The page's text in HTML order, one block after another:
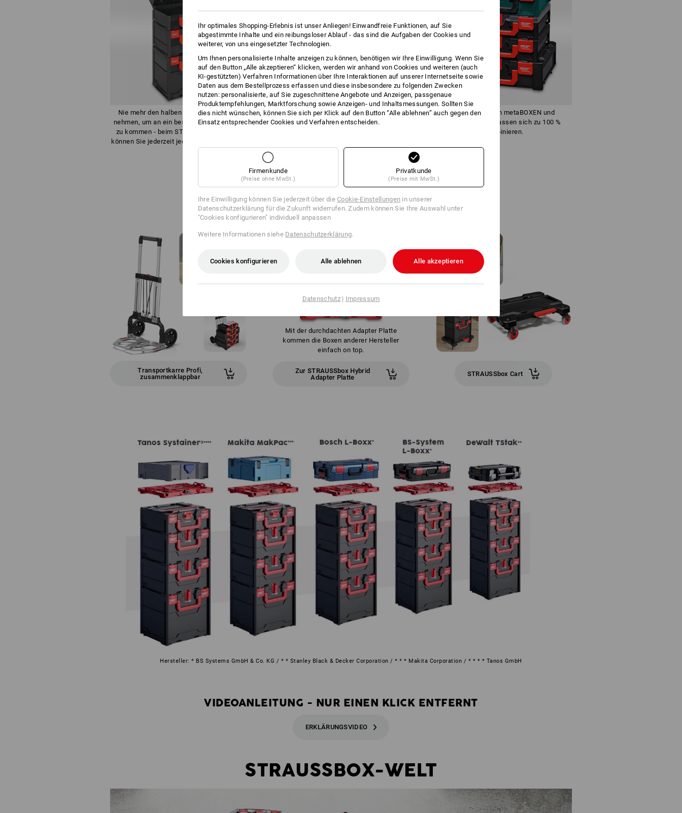
!!! Saisonartikel !!! Lieferung nur solange Vorrat reicht !!!
Nie mehr den halben Turm auseinander
nehmen, um an ein bestimmtes Werkzeug
zu kommen - beim STRAUSSboxen-Turm
können Sie jederzeit jede der Boxen öffnen.
Innerhalb des Systems lässt sich jede Box
mit jeder beliebigen STRAUSSbox
Grenzen gesetzt.
Die baugleichen metaBOXEN und
STRAUSSboxen lassen sich zu 100 %
kombinieren.
WIR SETZEN NOCH EINS DRAUF
Transportkarre Profi,
zusammenklappbar
Mit der durchdachten Adapter Platte
kommen die Boxen anderer Hersteller
einfach on top.
Zur STRAUSSbox Hybrid
Adapter Platte
STRAUSSbox Cart
Hersteller: * BS Systems GmbH & Co. KG / * * Stanley Black & Decker Corporation / * * * Makita Corporation / * * * * Tanos GmbH
VIDEOANLEITUNG - NUR EINEN KLICK ENTFERNT
ERKLÄRUNGSVIDEO
STRAUSSBOX-WELT
Ihr optimales Shopping-Erlebnis ist unser Anliegen! Einwandfreie Funktionen, auf Sie
abgestimmte Inhalte und ein reibungsloser Ablauf - das sind die Aufgaben der Cookies und
weiterer, von uns eingesetzter Technologien.
Um Ihnen personalisierte Inhalte anzeigen zu können, benötigen wir Ihre Einwilligung. Wenn Sie
auf den Button „Alle akzeptieren“ klicken, werden wir anhand von Cookies und weiteren (auch
KI-gestützten) Verfahren Informationen über Ihre Interaktionen auf unserer Internetseite sowie
Daten aus dem Bestellprozess erfassen und diese insbesondere zu folgenden Zwecken
nutzen: personalisierte, auf Sie zugeschnittene Angebote und Anzeigen, passgenaue
Produktempfehlungen, Marktforschung sowie Anzeigen- und Inhaltsmessungen. Sollten Sie
dies nicht wünschen, können Sie sich per Klick auf den Button “Alle ablehnen” auch gegen den
Einsatz entsprechender Cookies und Verfahren entscheiden.
Firmenkunde
(Preise ohne MwSt.)
Privatkunde
(Preise mit MwSt.)
Ihre Einwilligung können Sie jederzeit über dieCookie-Einstellungen in unserer
Datenschutzerklärung für die Zukunft widerrufen. Zudem können Sie Ihre Auswahl unter
"Cookies konfigurieren" individuell anpassen
Weitere Informationen siehe Datenschutzerklärung.
Cookies konfigurieren Alle ablehnen Alle akzeptieren
Datenschutz| Impressum